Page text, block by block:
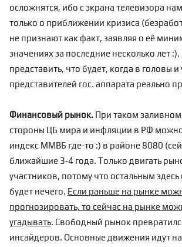
осложнятся, ибо с экрана телевизора
только о приближении кризиса
не признают как факт, заявляя о её
значениях за последние несколько лет
представить, что будет, когда в головы и
представителей гос. аппарата реально
Финансовый рынок. При таком заливном
стороны ЦБ мира и инфляции в РФ
индекс ММВБ где-то :) в районе 8080
ближайшие 3-4 года. Только двигать
участников, потому что остальным здесь
будет нечего. Если раньше на рынке
прогнозировать, то сейчас на рынке
угадывать. Свободный рынок
инсайдеров. Основные движения идут